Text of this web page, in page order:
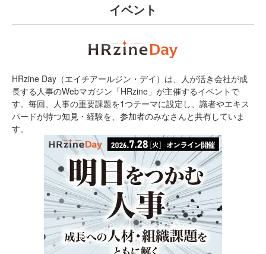
イベント
HRzine Day（エイチアールジン・デイ）は、人が活き会社が成
長する人事のWebマガジン「HRzine」が主催するイベントで
す。毎回、人事の重要課題を1つテーマに設定し、識者やエキス
パードが持つ知見・経験を、参加者のみなさんと共有していま
す。